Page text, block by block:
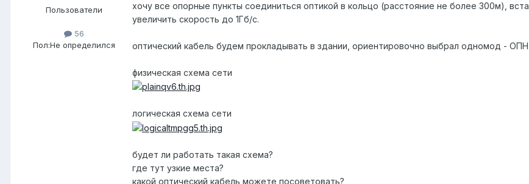
Пользователи
56
Пол:Не определился
хочу все опорные пункты соединиться оптикой в кольцо (расстояние не более 300м),
увеличить скорость до 1Гб/с.
оптический кабель будем прокладывать в здании, ориентировочно выбрал одномод -
физическая схема сети
логическая схема сети
будет ли работать такая схема?
где тут узкие места?
какой оптический кабель можете посоветовать?